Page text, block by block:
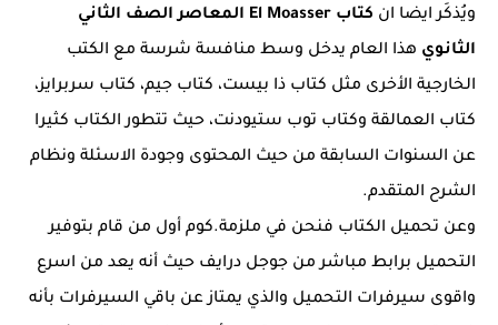
ويُذكَر ايضا ان كتاب El Moasser
المعاصر الصف الثاني
الثانوي هذا العام يدخل وسط منافسة شرسة مع الكتب
الخارجية الأخرى مثل كتاب ذا بيست، كتاب جيم، كتاب سربرايز،
كتاب العمالقة وكتاب توب ستيودنت، حيث تتطور الكتاب كثيرا
عن السنوات السابقة من حيث المحتوى وجودة الاسئلة ونظام
الشرح المتقدم.
وعن تحميل الكتاب فنحن في ملزمة.كوم أول من قام بتوفير
التحميل برابط مباشر من جوجل درايف حيث أنه يعد من اسرع
واقوى سيرفرات التحميل والذي يمتاز عن باقي السيرفرات بأنه